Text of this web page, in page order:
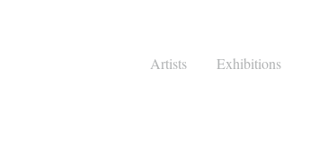
Artists Exhibitions